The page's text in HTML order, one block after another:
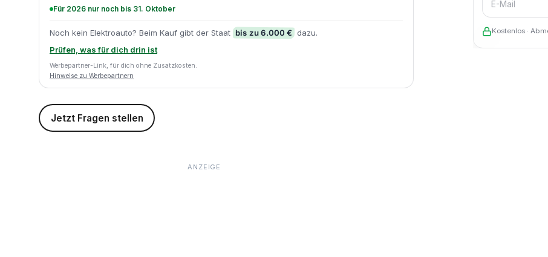
Für 2026 nur noch bis 31. Oktober
Noch kein Elektroauto? Beim Kauf gibt der Staat bis zu 6.000 € dazu.
Prüfen, was für dich drin ist
Werbepartner-Link, für dich ohne Zusatzkosten.
Hinweise zu Werbepartnern
Jetzt Fragen stellen
Kostenlos ·